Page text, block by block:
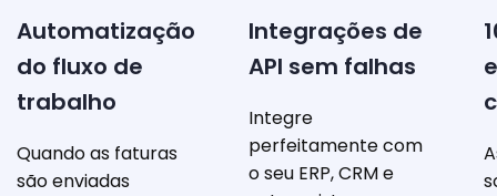
Automatização
do fluxo de
trabalho
Quando as faturas
são enviadas
Integrações de
API sem falhas
Integre
perfeitamente com
o seu ERP, CRM e